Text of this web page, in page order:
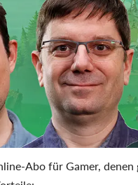
Abo für Gamer,